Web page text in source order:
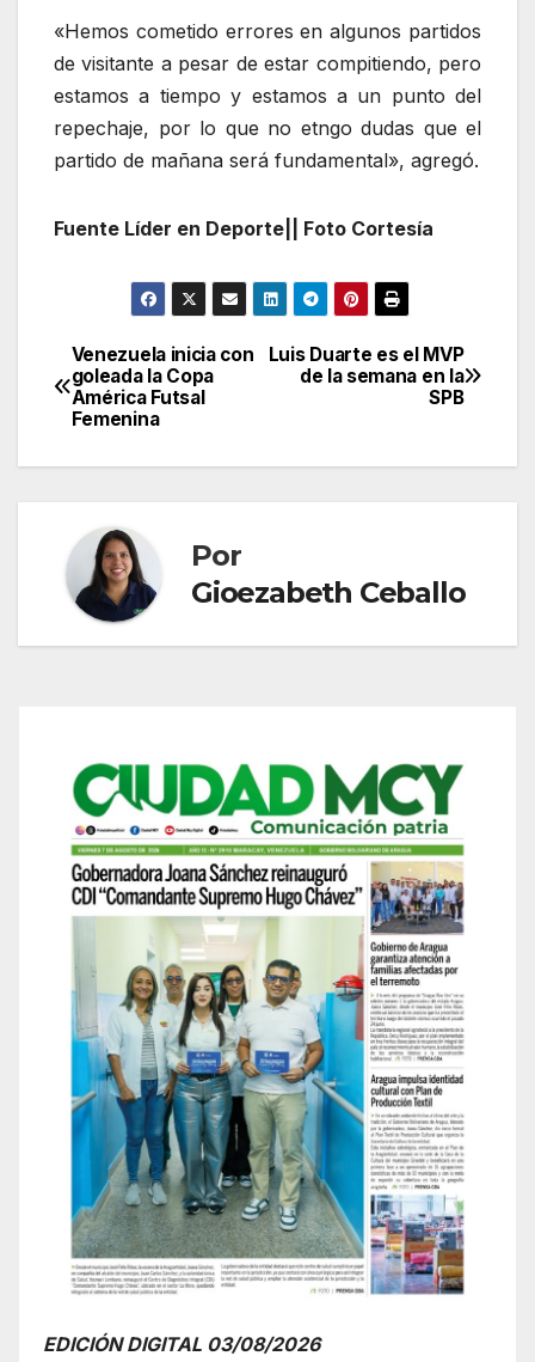
«Hemos cometido errores en algunos partidos
de visitante a pesar de estar compitiendo, pero
estamos a tiempo y estamos a un punto del
repechaje, por lo que no etngo dudas que el
partido de mañana será fundamental», agregó.
Fuente Líder en Deporte|| Foto Cortesía
Navegación
de
entradas
Luis Duarte es el MVP
de la semana en la
SPB
Venezuela inicia con
goleada la Copa
América Futsal
Femenina
Por
Gioezabeth Ceballo
EDICIÓN DIGITAL 03/08/2026